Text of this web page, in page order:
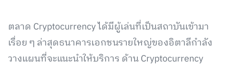
ตลาด Cryptocurrency ได้มีผู้เล่นที่เป็นสถาบันเข้ามา
เรื่อย ๆ ล่าสุดธนาคารเอกชนรายใหญ่ของอิตาลีกำลัง
วางแผนที่จะแนะนำให้บริการ ด้าน Cryptocurrency